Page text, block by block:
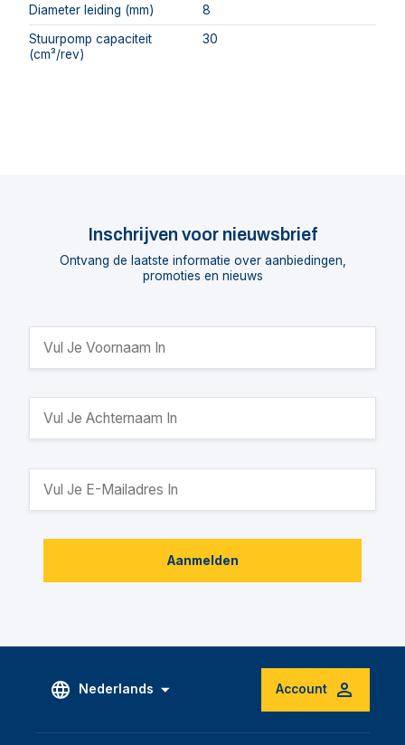
Diameter leiding (mm)
8
Stuurpomp capaciteit
(cm³/rev)
30
Inschrijven voor nieuwsbrief
Ontvang de laatste informatie over aanbiedingen,
promoties en nieuws
Aanmelden
Nederlands Account